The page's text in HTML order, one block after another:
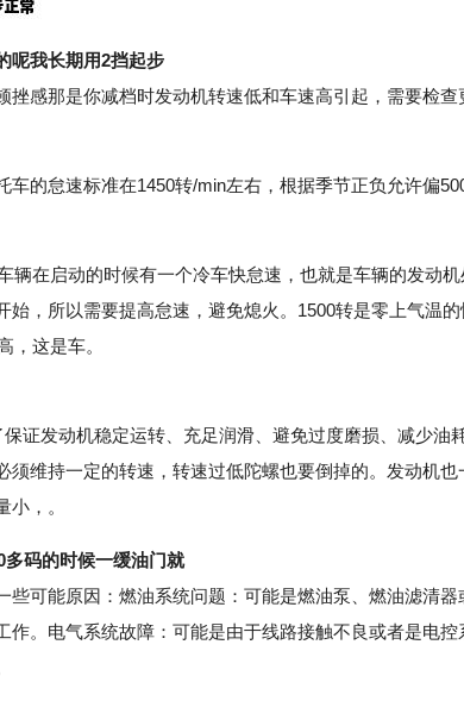
呢我长期用2挡起步
感那是你减档时发动机转速低和车速高引起，需要检查
怠速标准在1450转/min左右，根据季节正负允许偏
在启动的时候有一个冷车快怠速，也就是车辆的发动机
，所以需要提高怠速，避免熄火。1500转是零上气温
，这是车。
发动机稳定运转、充足润滑、避免过度磨损、减少油耗
维持一定的转速，转速过低陀螺也要倒掉的。发动机也
，。
码的时候一缓油门就
可能原因：燃油系统问题：可能是燃油泵、燃油滤清器
。电气系统故障：可能是由于线路接触不良或者是电控